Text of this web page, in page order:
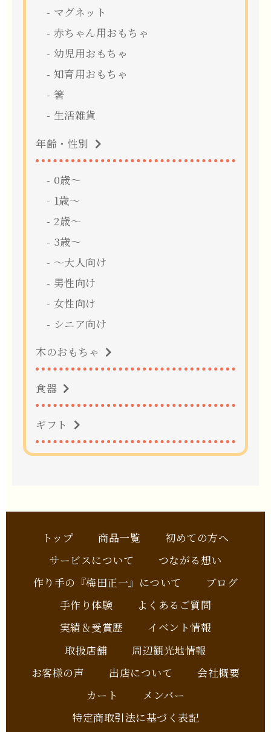
マグネット
赤ちゃん用おもちゃ
幼児用おもちゃ
知育用おもちゃ
箸
生活雑貨
年齢・性別
0歳〜
1歳〜
2歳〜
3歳〜
〜大人向け
男性向け
女性向け
シニア向け
木のおもちゃ
食器
ギフト
トップ 商品一覧
初めての方へ
サービスについて
つながる想い
作り手の『梅田正一』について
ブログ
手作り体験
よくあるご質問
実績＆受賞歴
イベント情報
取扱店舗
周辺観光地情報
お客様の声
出店について
会社概要
カート
メンバー
特定商取引法に基づく表記